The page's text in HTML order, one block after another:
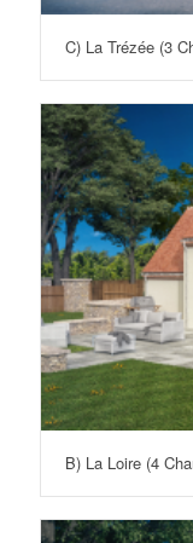
C) La Trézée (3
B) La Loire (4